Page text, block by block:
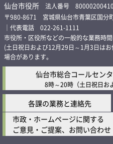
仙台市役所 法人番号
〒980-8671 宮城県仙台市青葉区国分
｜代表電話 022-261-1111
市役所・区役所などの一般的な業務時
(土日祝日および12月29日～1月3日は
場合があります。
仙台市総合コールセン
8時～20時 （土日祝日お
各課の業務と連絡先
市政・ホームページに関する
ご意見・ご提案、お問い合わせ